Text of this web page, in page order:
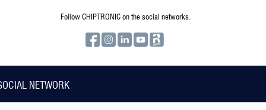
Follow CHIPTRONIC on the social networks.
NETWORK